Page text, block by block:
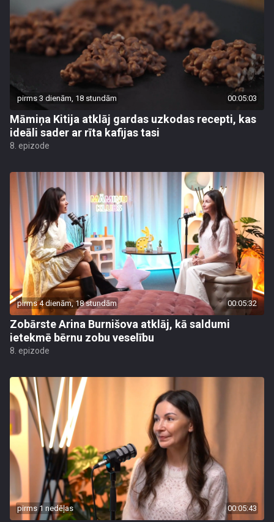
pirms 3 dienām, 18 stundām 00:05:03
Māmiņa Kitija atklāj gardas uzkodas recepti, kas
ideāli sader ar rīta kafijas tasi
8. epizode
pirms 4 dienām, 18 stundām 00:05:32
Zobārste Arina Burnišova atklāj, kā saldumi
ietekmē bērnu zobu veselību
8. epizode
pirms 1 nedēļas 00:05:43